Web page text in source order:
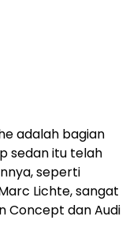
adalah bagian
sedan itu telah
seperti
Lichte, sangat
Concept dan Audi